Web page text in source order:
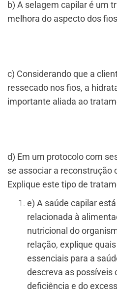
b) A selagem capilar é um
melhora do aspecto dos
c) Considerando que a
ressecado nos fios, a
importante aliada ao
d) Em um protocolo com
se associar a reconstrução
Explique este tipo de
e) A saúde capilar
relacionada à
nutricional do
relação, explique
essenciais para a
descreva as possíveis
deficiência e do